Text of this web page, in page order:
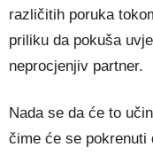
različitih poruka
priliku da pokuša
neprocjenjiv partner.
Nada se da će to
čime će se pokrenuti